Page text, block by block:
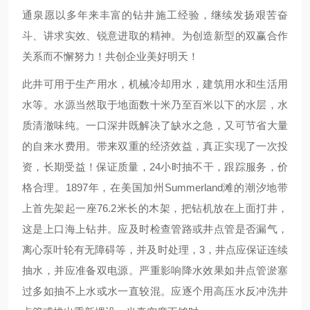
通泉愿以多年来丰富的钻井施工经验，继续发扬艰苦奋
斗、讲求实效、锐意进取的精神。为创造新型的双赢合作
关系而不懈努力！共创企业美好明天！
此井可用于生产用水，机械冷却用水，建筑用水和生活用
水等。水源当然取于地面数十米乃至百米以下的水层，水
质清澈味纯。一口深井既解决了缺水之急，又可节省大量
的自来水费用。带来双重的经济效益，真正实现了一次投
资，长期受益！保证质量，24小时抽不干，跟踪服务，价
格合理。1897年，在美国加州Summerland滩的潮汐地带
上首先架起一座76.2米长的木架，把钻机放在上面打井，
这是上口海上钻井。应及时检查管路或井点管是否漏气，
离心泵叶轮有无障碍等，并及时处理，3，井点应保证连续
抽水，并应准备双电源。严重影响降水效果如井点管淤塞
过多如抽不上水或水一直较混。应逐个用高压水反冲洗井